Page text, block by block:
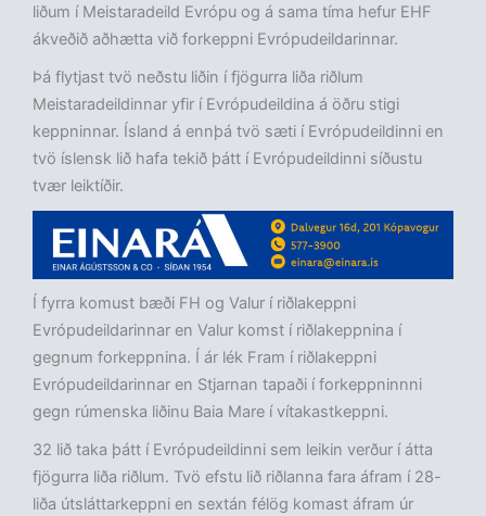
liðum í Meistaradeild Evrópu og á sama tíma hefur EHF
ákveðið aðhætta við forkeppni Evrópudeildarinnar.
Þá flytjast tvö neðstu liðin í fjögurra liða riðlum
Meistaradeildinnar yfir í Evrópudeildina á öðru stigi
keppninnar. Ísland á ennþá tvö sæti í Evrópudeildinni en
tvö íslensk lið hafa tekið þátt í Evrópudeildinni síðustu
tvær leiktíðir.
Í fyrra komust bæði FH og Valur í riðlakeppni
Evrópudeildarinnar en Valur komst í riðlakeppnina í
gegnum forkeppnina. Í ár lék Fram í riðlakeppni
Evrópudeildarinnar en Stjarnan tapaði í forkeppninnni
gegn rúmenska liðinu Baia Mare í vítakastkeppni.
32 lið taka þátt í Evrópudeildinni sem leikin verður í átta
fjögurra liða riðlum. Tvö efstu lið riðlanna fara áfram í 28-
liða útsláttarkeppni en sextán félög komast áfram úr